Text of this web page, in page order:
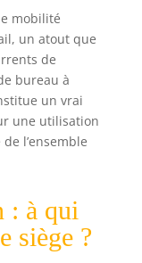
forme
le
dos,
support
les
les
liés à
mobilité
un atout que
de
bureau à
un vrai
une utilisation
l’ensemble
: à qui
siège ?